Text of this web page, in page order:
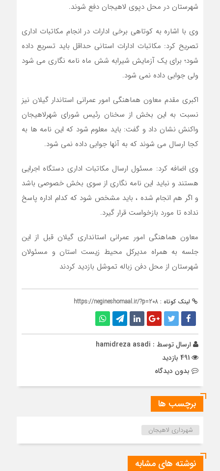
شهرستان در محل دپوی لاهیجان دفع شوند.
وی با اشاره به کوتاهی برخی ادارات در انجام مکاتبات اداری
تصریح کرد: مکاتبات ادارات استانی حداقل باید تسریع داده
شود؛ برای یک آزمایش شیرابه شش ماه نامه نگاری می شود
ولی جوابی داده نمی شود.
اکبری مقدم معاون هماهنگی امور عمرانی استاندار گیلان نیز
نسبت به این بخش از سخنان رئیس شورای شهرلاهیجان
واکنش نشان داد و گفت: باید معلوم شود که این نامه ها به
کجا ارسال می شوند که به آنها جوابی داده نمی شود.
وی اضافه کرد: مسئول ارسال مکاتبات اداری دستگاه اجرایی
هستند و نباید این نامه نگاری از سوی بخش خصوصی باشد
و اگر هم انجام شده ، باید مشخص شود که کدام اداره پاسخ
نداده تا مورد بازخواست قرار گیرد.
معاون هماهنگی امور عمرانی استانداری گیلان قبل از این
جلسه به همراه مدیرکل محیط زیست استان و مسئولان
شهرستان از محل دفن زباله تموشل بازدید کردند
لینک کوتاه : https://negineshomaal.ir/?p=208
ارسال توسط : hamidreza asadi
بدون دیدگاه
برچسب ها
شهرداری لاهیجان
نوشته های مشابه